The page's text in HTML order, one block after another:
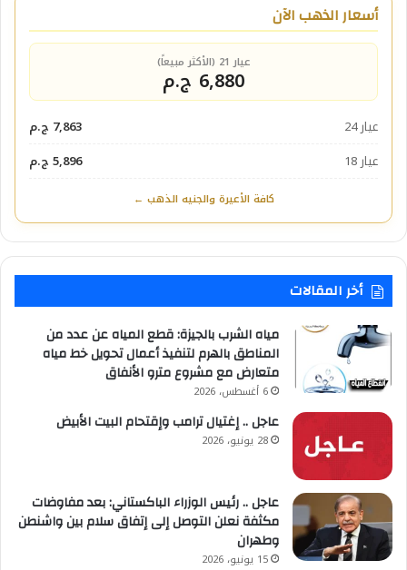
أسعار الذهب الآن
عيار 21 (الأكثر مبيعاً)
6,880 ج.م
عيار 24
7,863 ج.م
عيار 18
5,896 ج.م
كافة الأعيرة والجنيه الذهب ←
أخر المقالات
مياه الشرب بالجيزة: قطع المياه عن عدد من
المناطق بالهرم لتنفيذ أعمال تحويل خط مياه
متعارض مع مشروع مترو الأنفاق
6 أغسطس، 2026
عاجل .. إغتيال ترامب وإقتحام البيت الأبيض
28 يونيو، 2026
عاجل .. رئيس الوزراء الباكستاني: بعد مفاوضات
مكثفة نعلن التوصل إلى إتفاق سلام بين واشنطن
وطهران
15 يونيو، 2026